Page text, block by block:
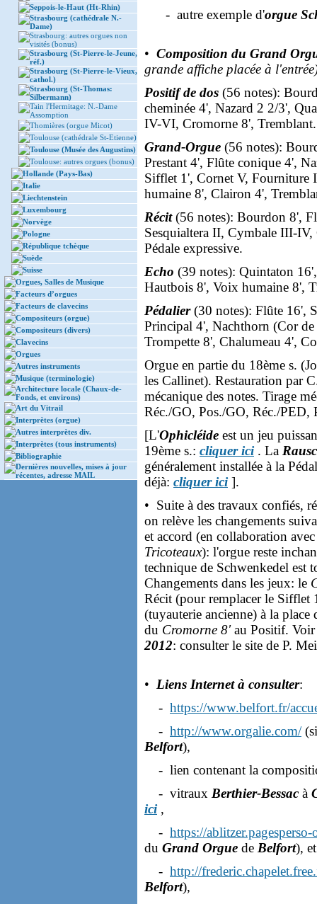
Seppois-le-Haut (Ht-Rhin)
Strasbourg (cathédrale N.-
Dame)
Strasbourg: autres orgues non
visités (bonus)
Strasbourg (St-Pierre-le-Jeune,
réf.)
Strasbourg (St-Pierre-le-Vieux,
cathol.)
Strasbourg (St-Thomas:
Silbermann)
Tain l'Hermitage: N.-Dame
Assomption
Thomières (orgue Micot)
Toulouse (cathédrale St-Etienne)
Toulouse (Musée des Augustins)
Toulouse: autres orgues (bonus)
Hollande (Pays-Bas)
Italie
Liechtenstein
Luxembourg
Norvège
Pologne
République tchèque
Suède
Suisse
Orgues, Salles de Musique
Facteurs d’orgues
Facteurs de clavecins
Compositeurs (orgue)
Compositeurs (divers)
Clavecins
Orgues
Autres instruments
Musique (terminologie)
Architecture locale (Chaux-de-
Fonds, et environs)
Art du Vitrail
Interprètes (orgue)
Autres interprètes div.
Interprètes (tous instruments)
Bibliographie
Dernières nouvelles, mises à jour
récentes, adresse MAIL
- autre exemple d'orgue
• Composition du Grand
grande affiche placée à
Positif de dos (56 notes):
cheminée 4', Nazard 2 2/3',
IV-VI, Cromorne 8', Tremblant.
Grand-Orgue (56 notes):
Prestant 4', Flûte conique 4',
Sifflet 1', Cornet V, Fourniture
humaine 8', Clairon 4',
Récit(56 notes): Bourdon 8',
Sesquialtera II, Cymbale III-
Pédale expressive.
Echo (39 notes): Quintaton
Hautbois 8', Voix humaine 8',
Pédalier(30 notes): Flûte 16',
Principal 4', Nachthorn (Cor
Trompette 8', Chalumeau 4',
Orgue en partie du 18ème s.
les Callinet). Restauration par
mécanique des notes. Tirage
Réc./GO, Pos./GO, Réc./
[L'Ophicléide est un jeu
19ème s.: cliquer ici. La
généralement installée à la
déjà: cliquer ici].
• Suite à des travaux confiés,
on relève les changements
et accord (en collaboration
Tricoteaux): l'orgue reste
technique de Schwenkedel est
Changements dans les jeux: le
Récit (pour remplacer le
(tuyauterie ancienne) à la place
du Cromorne 8'au Positif.
2012: consulter le site de P.
• Liens Internet à consulter:
- https://www.belfort.fr/
- http://www.orgalie.com/
Belfort),
- lien contenant la
- vitraux Berthier-Bessac à
ici,
- https://
du Grand Orgue de Belfort),
- http://
Belfort),